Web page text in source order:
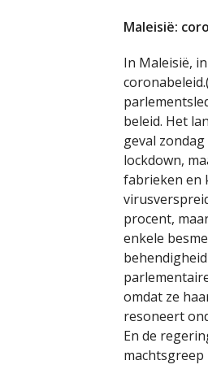
Maleisië:
In Maleisië,
beleid. Het
geval
lockdown,
fabrieken en
procent,
enkele
omdat ze
resoneert
En de
machtsgreep